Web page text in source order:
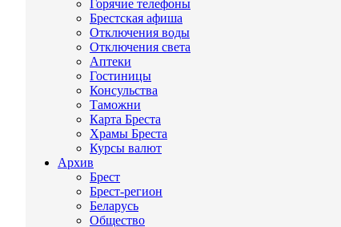
Горячие телефоны
Брестская афиша
Отключения воды
Отключения света
Аптеки
Гостиницы
Консульства
Таможни
Карта Бреста
Храмы Бреста
Курсы валют
Архив
Брест
Брест-регион
Беларусь
Общество